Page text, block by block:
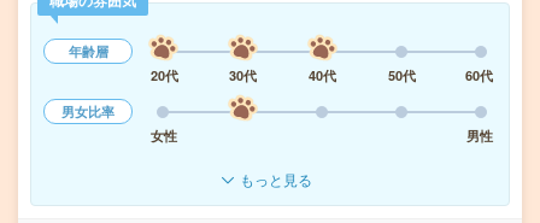
年齢層
20代
30代 40代 50代
60代
男女比率
女性
男性
もっと見る